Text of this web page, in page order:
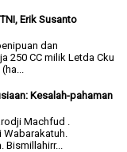
Erik Susanto
dan
250 CC milik Letda Cku
Kesalah-pahaman
Machfud .